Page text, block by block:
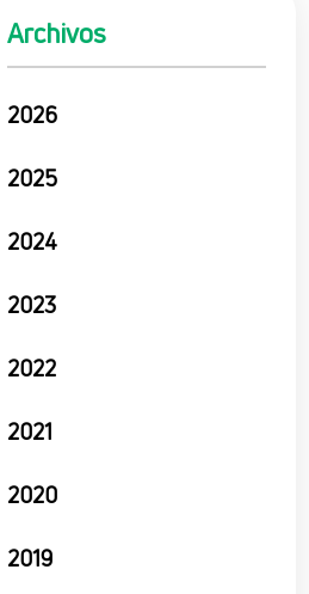
Archivos
2026
2025
2024
2023
2022
2021
2020
2019